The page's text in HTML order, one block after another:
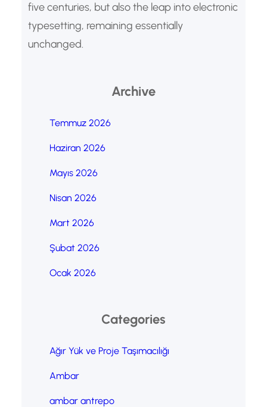
five centuries, but also the leap into electronic
typesetting, remaining essentially
unchanged.
Archive
Temmuz 2026
Haziran 2026
Mayıs 2026
Nisan 2026
Mart 2026
Şubat 2026
Ocak 2026
Categories
Ağır Yük ve Proje Taşımacılığı
Ambar
ambar antrepo